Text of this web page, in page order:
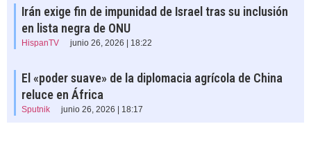
Irán exige fin de impunidad de Israel tras su inclusión
en lista negra de ONU
HispanTV junio 26, 2026 | 18:22
El «poder suave» de la diplomacia agrícola de China
reluce en África
Sputnik junio 26, 2026 | 18:17